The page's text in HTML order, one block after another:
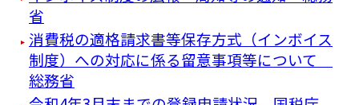
省
消費税の適格請求書等保存方式（インボイス
制度）への対応に係る留意事項等について
総務省